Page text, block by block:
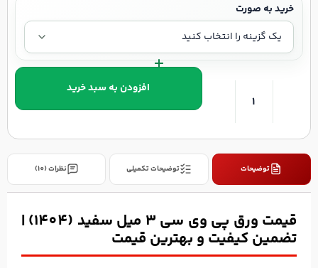
خرید به صورت
افزودن به سبد خرید
توضیحات توضیحات تکمیلی نظرات (10)
قیمت ورق پی وی سی 3 میل سفید (1404) |
تضمین کیفیت و بهترین قیمت